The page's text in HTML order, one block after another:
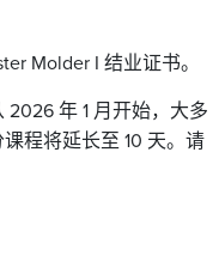
Molder I 结业证书。
2026 年 1 月开始，大多
程将延长至 10 天。请